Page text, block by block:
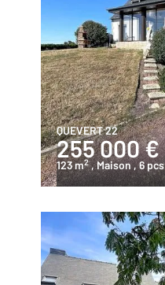
QUEVERT 22
255 000 €
123 m2 , Maison , 6 pcs